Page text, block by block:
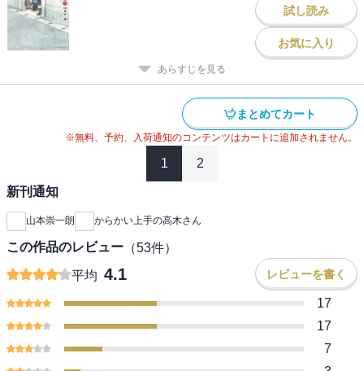
試し読み
お気に入り
あらすじを見る
まとめてカート
※無料、予約、入荷通知のコンテンツはカートに追加されません。
1 2
新刊通知
山本崇一朗 からかい上手の高木さん
この作品のレビュー （53件）
平均 4.1 レビューを書く
17
17
7